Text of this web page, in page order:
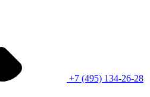
+7 (495) 134-26-28